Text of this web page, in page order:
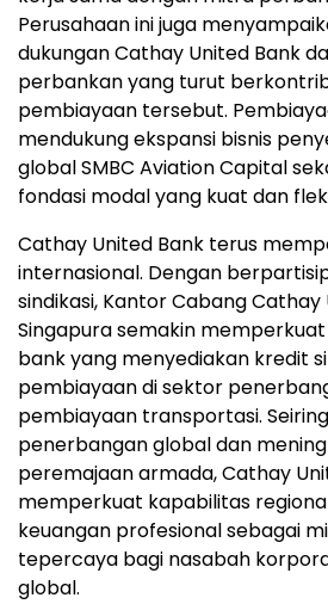
Perusahaan ini juga
dukungan Cathay United Bank
perbankan yang turut
pembiayaan tersebut.
mendukung ekspansi bisnis
global SMBC Aviation Capital
fondasi modal yang kuat dan
Cathay United Bank terus
internasional. Dengan
sindikasi, Kantor Cabang Cathay
Singapura semakin
bank yang menyediakan kredit
pembiayaan di sektor
pembiayaan transportasi.
penerbangan global dan
peremajaan armada, Cathay
memperkuat kapabilitas
keuangan profesional sebagai
tepercaya bagi nasabah
global.